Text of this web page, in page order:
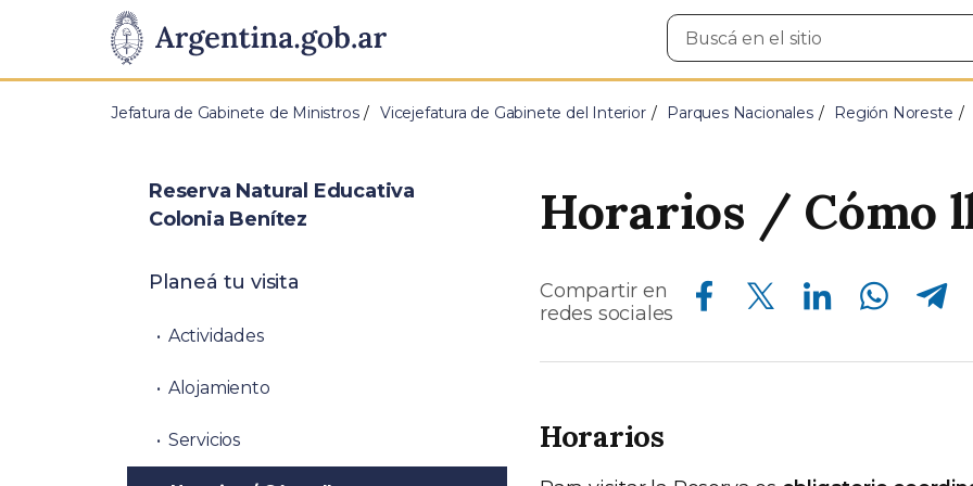
Presidencia
de
Pasar al contenido principal
Buscar
en
Jefatura de Gabinete de Ministros Vicejefatura de Gabinete del Interior Parques Nacionales Región Noreste
Horarios / Cómo
Compartir en
redes sociales
Compartir en Facebook Compartir en Twitter Compartir en Linkedin Compartir en Whatsapp Compartir en Telegram
Horarios
Reserva Natural Educativa
Colonia Benítez
Planeá tu visita
Actividades
Alojamiento
Servicios